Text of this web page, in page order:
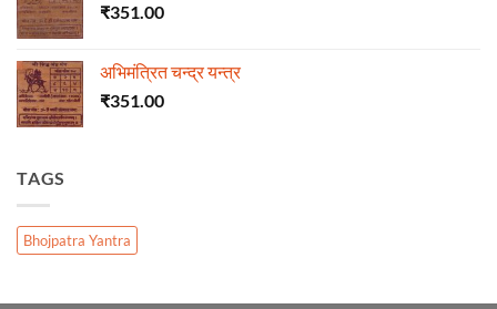
₹351.00
अभिमंत्रित चन्द्र यन्त्र
₹351.00
TAGS
Bhojpatra Yantra